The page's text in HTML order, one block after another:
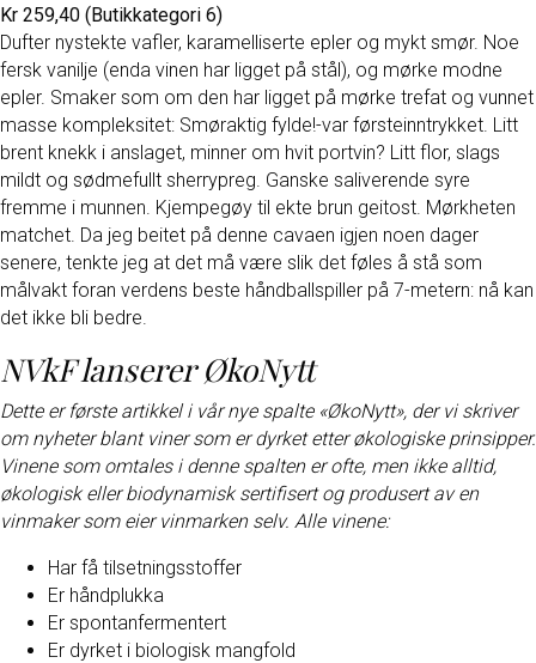
Kr 259,40 (Butikkategori 6)
Dufter nystekte vafler, karamelliserte epler og mykt smør. Noe
fersk vanilje (enda vinen har ligget på stål), og mørke modne
epler. Smaker som om den har ligget på mørke trefat og vunnet
masse kompleksitet: Smøraktig fylde!-var førsteinntrykket. Litt
brent knekk i anslaget, minner om hvit portvin? Litt flor, slags
mildt og sødmefullt sherrypreg. Ganske saliverende syre
fremme i munnen. Kjempegøy til ekte brun geitost. Mørkheten
matchet. Da jeg beitet på denne cavaen igjen noen dager
senere, tenkte jeg at det må være slik det føles å stå som
målvakt foran verdens beste håndballspiller på 7-metern: nå kan
det ikke bli bedre.
NVkF lanserer ØkoNytt
Dette er første artikkel i vår nye spalte «ØkoNytt», der vi skriver
om nyheter blant viner som er dyrket etter økologiske prinsipper.
Vinene som omtales i denne spalten er ofte, men ikke alltid,
økologisk eller biodynamisk sertifisert og produsert av en
vinmaker som eier vinmarken selv. Alle vinene:
Har få tilsetningsstoffer
Er håndplukka
Er spontanfermentert
Er dyrket i biologisk mangfold